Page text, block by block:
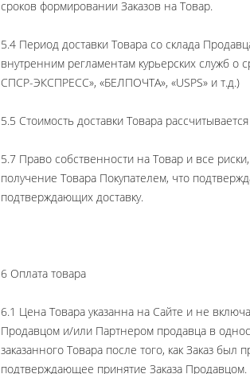
сроков формировании Заказов на Товар.
5.4 Период доставки Товара со склада
внутренним регламентам курьерских служб
СПСР-ЭКСПРЕСС», «БЕЛПОЧТА», «USPS» и т.д.)
5.5 Стоимость доставки Товара
5.7 Право собственности на Товар и все
получение Товара Покупателем, что
подтверждающих доставку.
6 Оплата товара
6.1 Цена Товара указанна на Сайте и не
Продавцом и/или Партнером продавца в
заказанного Товара после того, как Заказ
подтверждающее принятие Заказа Продавцом.